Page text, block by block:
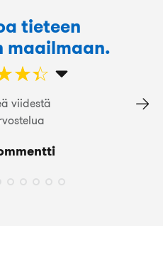
tieteen
maailmaan.
☆☆
★★
viidestä